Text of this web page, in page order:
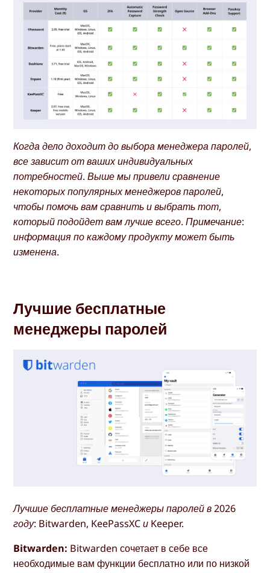
Когда дело доходит до выбора менеджера паролей,
все зависит от ваших индивидуальных
потребностей. Выше мы привели сравнение
некоторых популярных менеджеров паролей,
чтобы помочь вам сравнить и выбрать тот,
который подойдет вам лучше всего. Примечание:
информация по каждому продукту может быть
изменена.
Лучшие бесплатные
менеджеры паролей
Лучшие бесплатные менеджеры паролей в 2026
году: Bitwarden, KeePassXC и Keeper.
Bitwarden: Bitwarden сочетает в себе все
необходимые вам функции бесплатно или по низкой